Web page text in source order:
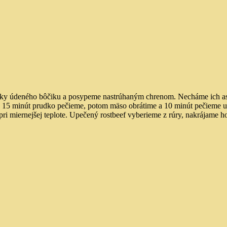
údeného bôčiku a posypeme nastrúhaným chrenom. Necháme
minút prudko pečieme, potom mäso obrátime a 10 minút
miernejšej teplote. Upečený rostbeef vyberieme z rúry, nakrájame